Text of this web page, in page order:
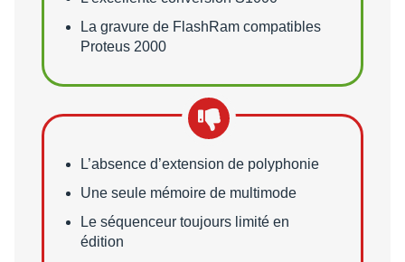
La gravure de FlashRam compatibles
Proteus 2000
Points faibles
L’absence d’extension de polyphonie
Une seule mémoire de multimode
Le séquenceur toujours limité en
édition